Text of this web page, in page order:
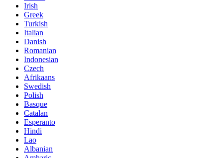
Irish
Greek
Turkish
Italian
Danish
Romanian
Indonesian
Czech
Afrikaans
Swedish
Polish
Basque
Catalan
Esperanto
Hindi
Lao
Albanian